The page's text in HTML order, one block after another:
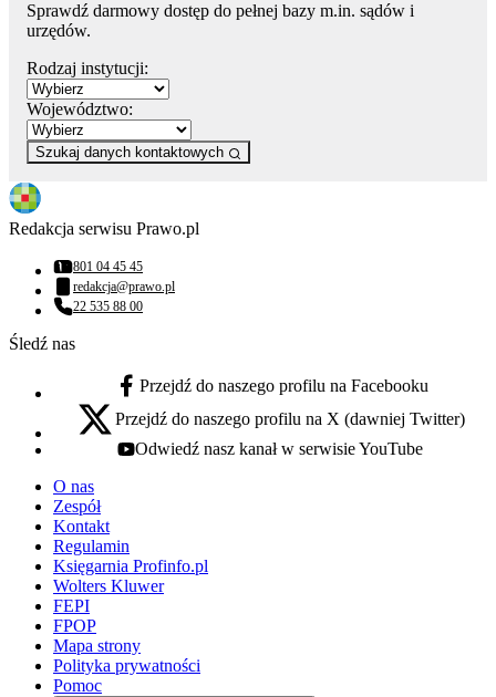
Sprawdź darmowy dostęp do pełnej bazy m.in. sądów i
urzędów.
Rodzaj instytucji:
Województwo:
Szukaj danych kontaktowych
Redakcja serwisu Prawo.pl
Numer telefonu:
801 04 45 45
Adres email:
redakcja@prawo.pl
Numer telefonu:
22 535 88 00
Śledź nas
facebook - otwiera się w nowej karcie
Przejdź do naszego profilu na Facebooku
x - otwiera się w nowej karcie
Przejdź do naszego profilu na X (dawniej Twitter)
youtube - otwiera się w nowej karcie
Odwiedź nasz kanał w serwisie YouTube
O nas
Zespół
Kontakt
Regulamin
Księgarnia Profinfo.pl
Wolters Kluwer
FEPI
FPOP
Mapa strony
Polityka prywatności
Pomoc